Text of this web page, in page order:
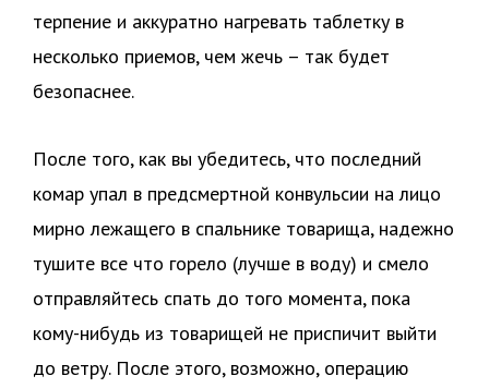
терпение и аккуратно нагревать таблетку в
несколько приемов, чем жечь – так будет
безопаснее.
После того, как вы убедитесь, что последний
комар упал в предсмертной конвульсии на лицо
мирно лежащего в спальнике товарища, надежно
тушите все что горело (лучше в воду) и смело
отправляйтесь спать до того момента, пока
кому-нибудь из товарищей не приспичит выйти
до ветру. После этого, возможно, операцию